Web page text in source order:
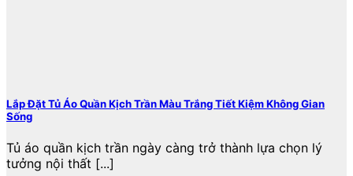
Lắp Đặt Tủ Áo Quần Kịch Trần Màu Trắng Tiết Kiệm Không Gian
Sống
Tủ áo quần kịch trần ngày càng trở thành lựa chọn lý
tưởng nội thất [...]